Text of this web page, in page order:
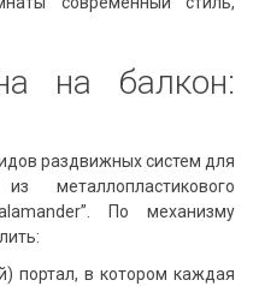
на балкон:
раздвижных систем для
металлопластикового
По механизму
портал, в котором каждая